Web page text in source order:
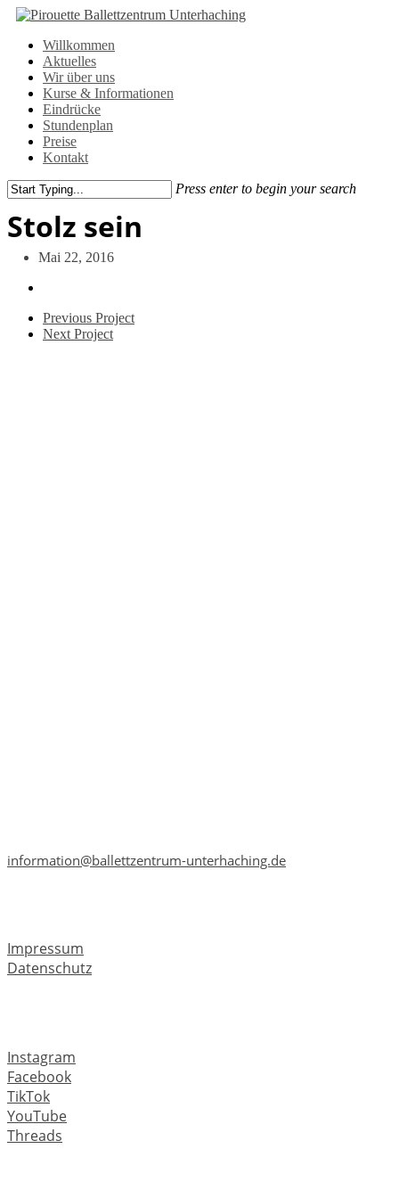
Skip
main
content
Menu
Willkommen
Aktuelles
Wir über uns
Kurse & Informationen
Eindrücke
Stundenplan
Preise
Kontakt
Press enter to begin your search
Search
Stolz sein
Mai 22, 2016
Previous Project
Next Project
information@ballettzentrum-unterhaching.de
Impressum
Datenschutz
Instagram
Facebook
TikTok
YouTube
Threads